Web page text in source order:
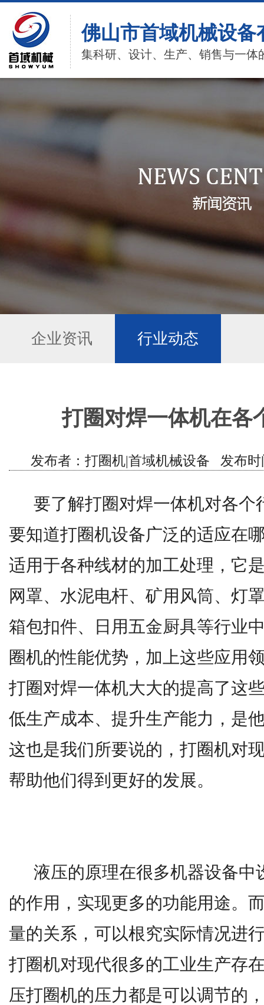
佛山市首域机械设备
集科研、设计、生产、销售与一体
企业资讯 行业动态
打圈对焊一体机在各
发布者：打圈机|首域机械设备 发布
要了解打圈对焊一体机对各个
要知道打圈机设备广泛的适应在
适用于各种线材的加工处理，它
网罩、水泥电杆、矿用风筒、灯
箱包扣件、日用五金厨具等行业
圈机的性能优势，加上这些应用
打圈对焊一体机大大的提高了这
低生产成本、提升生产能力，是
这也是我们所要说的，打圈机对
帮助他们得到更好的发展。
液压的原理在很多机器设备中
的作用，实现更多的功能用途。
量的关系，可以根究实际情况进
打圈机对现代很多的工业生产存
压打圈机的压力都是可以调节的